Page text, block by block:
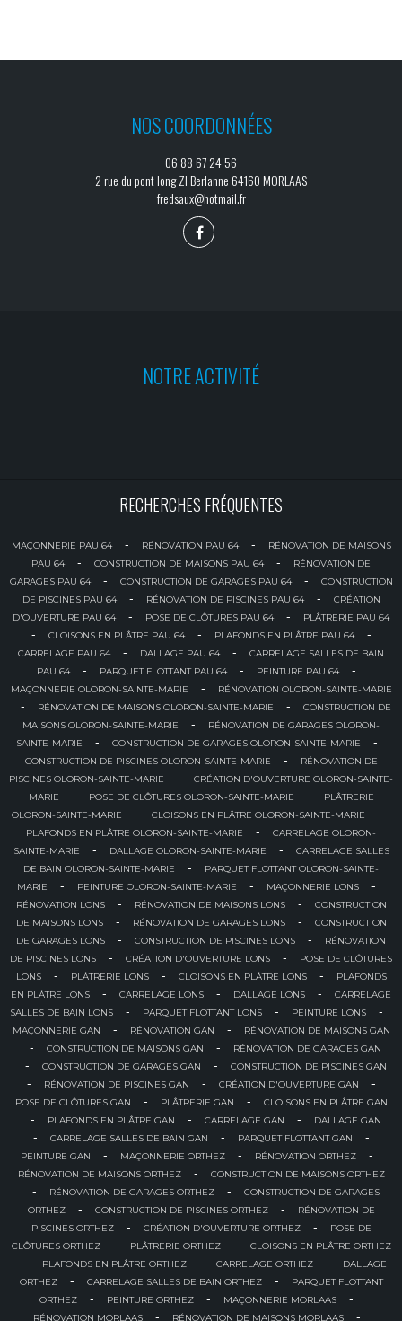
NOS COORDONNÉES
06 88 67 24 56
2 rue du pont long ZI Berlanne 64160 MORLAAS
fredsaux@hotmail.fr
NOTRE ACTIVITÉ
RECHERCHES FRÉQUENTES
MAÇONNERIE PAU 64 - RÉNOVATION PAU 64 -
RÉNOVATION DE MAISONS
PAU 64
- CONSTRUCTION DE MAISONS PAU 64 -
RÉNOVATION DE
GARAGES PAU 64
- CONSTRUCTION DE GARAGES PAU 64 -
CONSTRUCTION
DE PISCINES PAU 64
- RÉNOVATION DE PISCINES PAU 64 -
CRÉATION
D'OUVERTURE PAU 64
- POSE DE CLÔTURES PAU 64 - PLÂTRERIE PAU 64
- CLOISONS EN PLÂTRE PAU 64 - PLAFONDS EN PLÂTRE PAU 64 -
CARRELAGE PAU 64 - DALLAGE PAU 64 -
CARRELAGE SALLES DE BAIN
PAU 64
- PARQUET FLOTTANT PAU 64 - PEINTURE PAU 64 -
MAÇONNERIE OLORON-SAINTE-MARIE - RÉNOVATION OLORON-SAINTE-MARIE
- RÉNOVATION DE MAISONS OLORON-SAINTE-MARIE -
CONSTRUCTION DE
MAISONS OLORON-SAINTE-MARIE
-
RÉNOVATION DE GARAGES OLORON-
SAINTE-MARIE
- CONSTRUCTION DE GARAGES OLORON-SAINTE-MARIE -
CONSTRUCTION DE PISCINES OLORON-SAINTE-MARIE -
RÉNOVATION DE
PISCINES OLORON-SAINTE-MARIE
-
CRÉATION D'OUVERTURE OLORON-SAINTE-
MARIE
- POSE DE CLÔTURES OLORON-SAINTE-MARIE -
PLÂTRERIE
OLORON-SAINTE-MARIE
- CLOISONS EN PLÂTRE OLORON-SAINTE-MARIE -
PLAFONDS EN PLÂTRE OLORON-SAINTE-MARIE -
CARRELAGE OLORON-
SAINTE-MARIE
- DALLAGE OLORON-SAINTE-MARIE -
CARRELAGE SALLES
DE BAIN OLORON-SAINTE-MARIE
-
PARQUET FLOTTANT OLORON-SAINTE-
MARIE
- PEINTURE OLORON-SAINTE-MARIE - MAÇONNERIE LONS -
RÉNOVATION LONS - RÉNOVATION DE MAISONS LONS -
CONSTRUCTION
DE MAISONS LONS
- RÉNOVATION DE GARAGES LONS -
CONSTRUCTION
DE GARAGES LONS
- CONSTRUCTION DE PISCINES LONS -
RÉNOVATION
DE PISCINES LONS
- CRÉATION D'OUVERTURE LONS -
POSE DE CLÔTURES
LONS
- PLÂTRERIE LONS - CLOISONS EN PLÂTRE LONS -
PLAFONDS
EN PLÂTRE LONS
- CARRELAGE LONS - DALLAGE LONS -
CARRELAGE
SALLES DE BAIN LONS
- PARQUET FLOTTANT LONS - PEINTURE LONS -
MAÇONNERIE GAN - RÉNOVATION GAN - RÉNOVATION DE MAISONS GAN
- CONSTRUCTION DE MAISONS GAN - RÉNOVATION DE GARAGES GAN
- CONSTRUCTION DE GARAGES GAN - CONSTRUCTION DE PISCINES GAN
- RÉNOVATION DE PISCINES GAN - CRÉATION D'OUVERTURE GAN -
POSE DE CLÔTURES GAN - PLÂTRERIE GAN - CLOISONS EN PLÂTRE GAN
- PLAFONDS EN PLÂTRE GAN - CARRELAGE GAN - DALLAGE GAN
- CARRELAGE SALLES DE BAIN GAN - PARQUET FLOTTANT GAN -
PEINTURE GAN - MAÇONNERIE ORTHEZ - RÉNOVATION ORTHEZ -
RÉNOVATION DE MAISONS ORTHEZ - CONSTRUCTION DE MAISONS ORTHEZ
- RÉNOVATION DE GARAGES ORTHEZ -
CONSTRUCTION DE GARAGES
ORTHEZ
- CONSTRUCTION DE PISCINES ORTHEZ -
RÉNOVATION DE
PISCINES ORTHEZ
- CRÉATION D'OUVERTURE ORTHEZ -
POSE DE
CLÔTURES ORTHEZ
- PLÂTRERIE ORTHEZ - CLOISONS EN PLÂTRE ORTHEZ
- PLAFONDS EN PLÂTRE ORTHEZ - CARRELAGE ORTHEZ -
DALLAGE
ORTHEZ
- CARRELAGE SALLES DE BAIN ORTHEZ -
PARQUET FLOTTANT
ORTHEZ
- PEINTURE ORTHEZ - MAÇONNERIE MORLAAS -
RÉNOVATION MORLAAS - RÉNOVATION DE MAISONS MORLAAS -